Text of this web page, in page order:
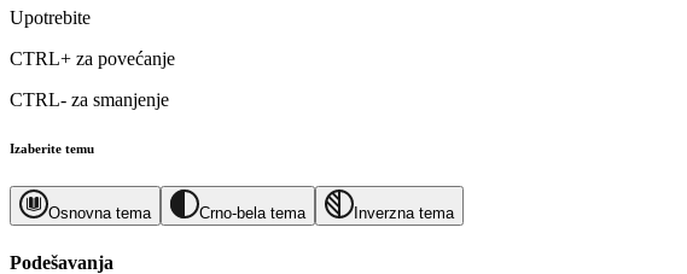
Upotrebite
CTRL+ za povećanje
CTRL- za smanjenje
Izaberite temu
Osnovna tema Crno-bela tema Inverzna tema
Podešavanja